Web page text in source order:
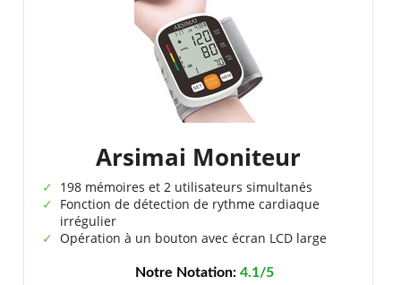
Arsimai Moniteur
198 mémoires et 2 utilisateurs simultanés
Fonction de détection de rythme cardiaque
irrégulier
Opération à un bouton avec écran LCD large
Notre Notation:4.1/5